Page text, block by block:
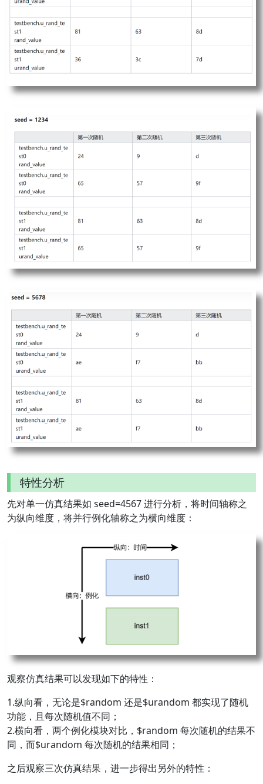
特性分析
先对单一仿真结果如 seed=4567 进行分析，将时间轴称之
为纵向维度，将并行例化轴称之为横向维度：
观察仿真结果可以发现如下的特性：
1.纵向看，无论是$random 还是$urandom 都实现了随机
功能，且每次随机值不同；
2.横向看，两个例化模块对比， $random 每次随机的结果不
同，而$urandom 每次随机的结果相同；
之后观察三次仿真结果，进一步得出另外的特性：